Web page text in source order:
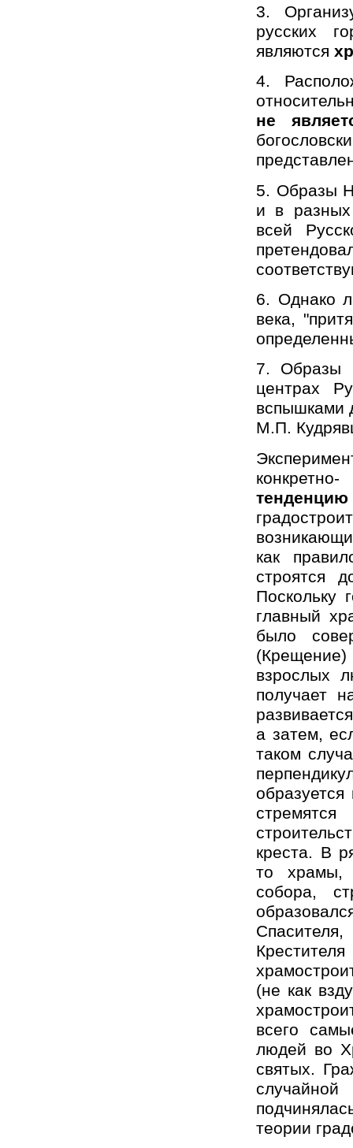
3.
русских
являются
4.
не
5. Образы
и в разных
всей
6. Однако
века,
7. Образы
центрах
вспышками
М.П.
тенденцию
как
строятся
Поскольку
главный
было
взрослых
получает
а затем,
таком
образуется
креста. В
то храмы,
собора,
(не как
всего
людей во
святых.
теории